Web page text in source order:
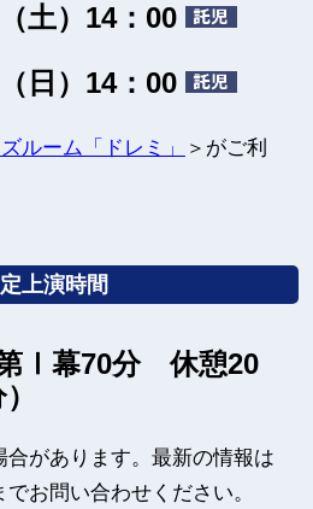
土）14：00
日）14：00
ルーム「ドレミ」
＞がご利
上演時間
Ⅰ幕70分 休憩20
合があります。最新の情報は
お問い合わせください。